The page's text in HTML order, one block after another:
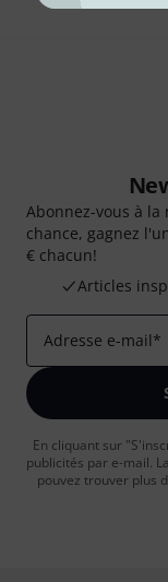
Abonnez-vous à
chance, gagnez
€ chacun!
Articles
Adresse e-mail*
En cliquant sur
publicités par e-mail.
pouvez trouver plus